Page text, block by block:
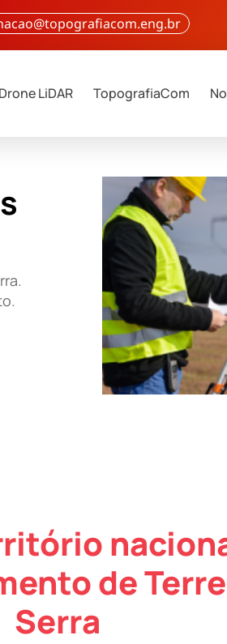
Drone LiDAR TopografiaCom
de
Serra